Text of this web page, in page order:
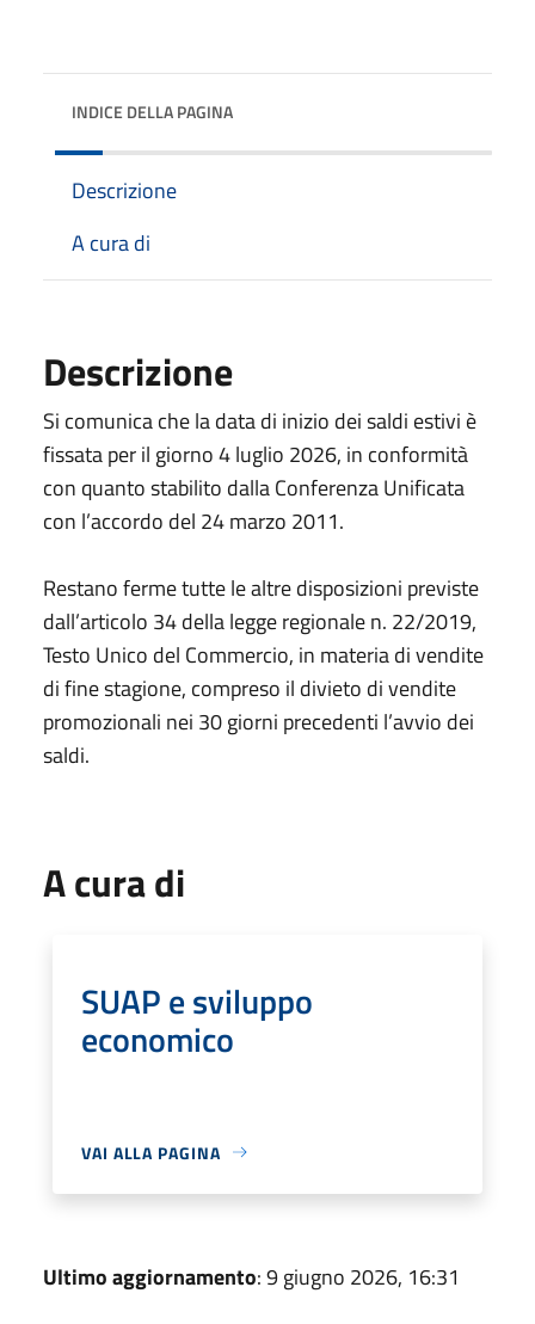
INDICE DELLA PAGINA
Descrizione
A cura di
Descrizione
Si comunica che la data di inizio dei saldi estivi è
fissata per il giorno 4 luglio 2026, in conformità
con quanto stabilito dalla Conferenza Unificata
con l’accordo del 24 marzo 2011.
Restano ferme tutte le altre disposizioni previste
dall’articolo 34 della legge regionale n. 22/2019,
Testo Unico del Commercio, in materia di vendite
di fine stagione, compreso il divieto di vendite
promozionali nei 30 giorni precedenti l’avvio dei
saldi.
A cura di
SUAP e sviluppo
economico
VAI ALLA PAGINA
Ultimo aggiornamento: 9 giugno 2026, 16:31